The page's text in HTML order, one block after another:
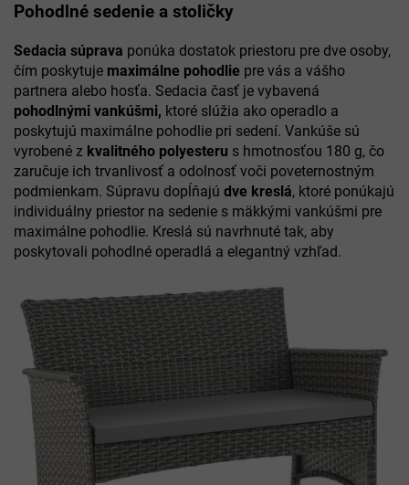
Pohodlné sedenie a stoličky
Sedacia súprava ponúka dostatok priestoru pre dve osoby,
čím poskytuje maximálne pohodlie pre vás a vášho
partnera alebo hosťa. Sedacia časť je vybavená
pohodlnými vankúšmi, ktoré slúžia ako operadlo a
poskytujú maximálne pohodlie pri sedení. Vankúše sú
vyrobené z kvalitného polyesteru s hmotnosťou 180 g, čo
zaručuje ich trvanlivosť a odolnosť voči poveternostným
podmienkam. Súpravu dopĺňajú dve kreslá, ktoré ponúkajú
individuálny priestor na sedenie s mäkkými vankúšmi pre
maximálne pohodlie. Kreslá sú navrhnuté tak, aby
poskytovali pohodlné operadlá a elegantný vzhľad.